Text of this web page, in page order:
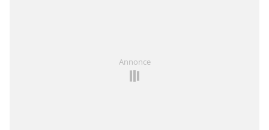
Annonce